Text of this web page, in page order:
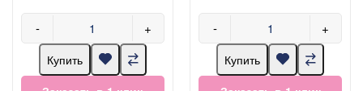
- +
Купить
- +
Купить